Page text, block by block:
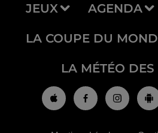
JEUX AGENDA
LA COUPE DU
LA MÉTÉO DES